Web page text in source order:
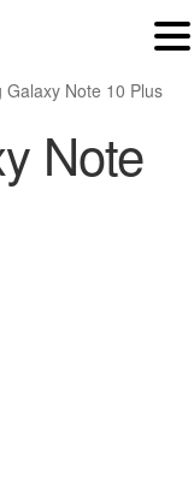
Galaxy Note 10 Plus
Note